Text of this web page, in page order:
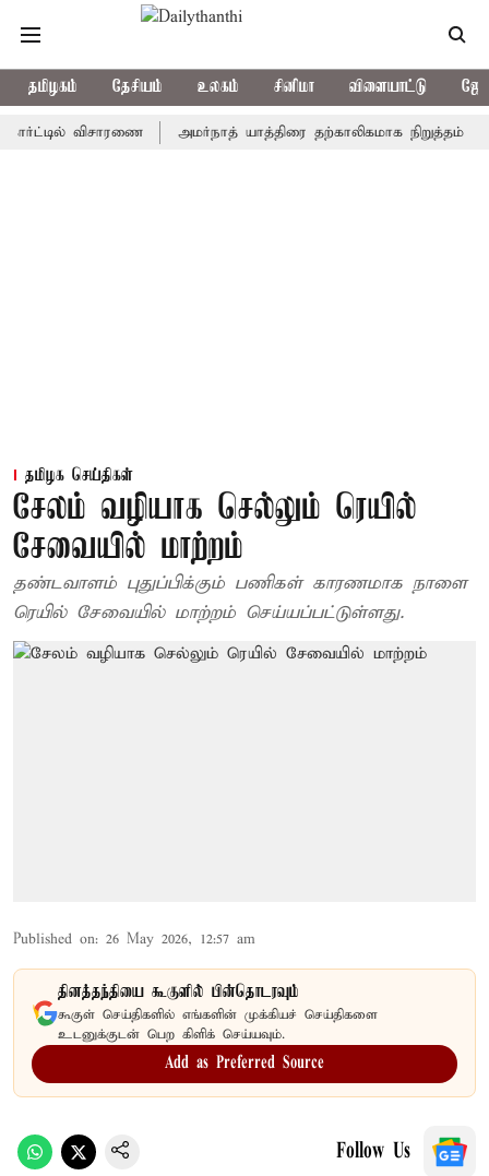
தமிழகம் தேசியம் உலகம் சினிமா விளையாட்டு
விசாரணை அமர்நாத் யாத்திரை தற்காலிகமாக நிறுத்தம்
தமிழக செய்திகள்
சேலம் வழியாக செல்லும் ரெயில்
சேவையில் மாற்றம்
தண்டவாளம் புதுப்பிக்கும் பணிகள் காரணமாக நாளை
ரெயில் சேவையில் மாற்றம் செய்யப்பட்டுள்ளது.
Published on: 26 May 2026, 12:57 am
தினத்தந்தியை கூகுளில் பின்தொடரவும்
கூகுள் செய்திகளில் எங்களின் முக்கியச் செய்திகளை
உடனுக்குடன் பெற கிளிக் செய்யவும்.
Add as Preferred Source
Follow Us